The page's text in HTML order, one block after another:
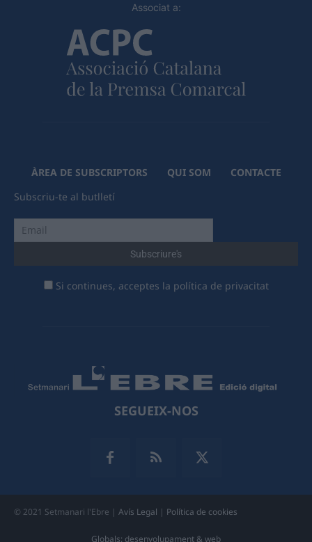
Associat a:
ÀREA DE SUBSCRIPTORS QUI SOM
CONTACTE
Subscriu-te al butlletí
Si continues, acceptes la política de privacitat
SEGUEIX-NOS
© 2021 Setmanari l'Ebre | Avís Legal | Política de cookies
Globals: desenvolupament & web